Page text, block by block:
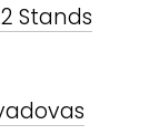
Stands